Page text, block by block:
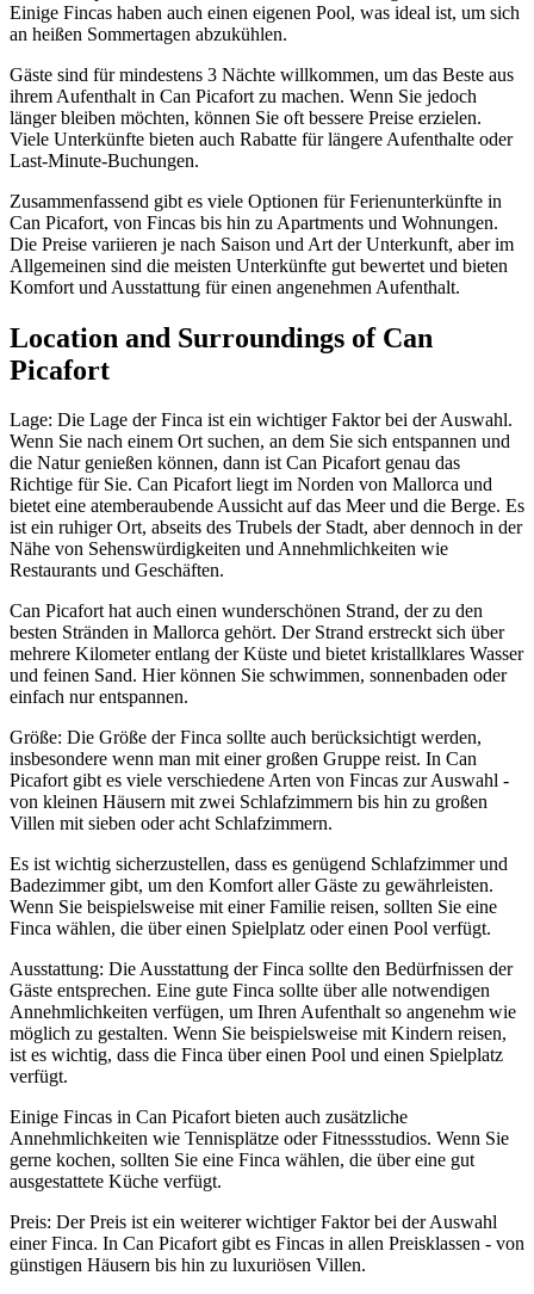
Einige Fincas haben auch einen eigenen Pool, was ideal ist, um sich
an heißen Sommertagen abzukühlen.
Gäste sind für mindestens 3 Nächte willkommen, um das Beste aus
ihrem Aufenthalt in Can Picafort zu machen. Wenn Sie jedoch
länger bleiben möchten, können Sie oft bessere Preise erzielen.
Viele Unterkünfte bieten auch Rabatte für längere Aufenthalte oder
Last-Minute-Buchungen.
Zusammenfassend gibt es viele Optionen für Ferienunterkünfte in
Can Picafort, von Fincas bis hin zu Apartments und Wohnungen.
Die Preise variieren je nach Saison und Art der Unterkunft, aber im
Allgemeinen sind die meisten Unterkünfte gut bewertet und bieten
Komfort und Ausstattung für einen angenehmen Aufenthalt.
Location and Surroundings of Can
Picafort
Lage: Die Lage der Finca ist ein wichtiger Faktor bei der Auswahl.
Wenn Sie nach einem Ort suchen, an dem Sie sich entspannen und
die Natur genießen können, dann ist Can Picafort genau das
Richtige für Sie. Can Picafort liegt im Norden von Mallorca und
bietet eine atemberaubende Aussicht auf das Meer und die Berge. Es
ist ein ruhiger Ort, abseits des Trubels der Stadt, aber dennoch in der
Nähe von Sehenswürdigkeiten und Annehmlichkeiten wie
Restaurants und Geschäften.
Can Picafort hat auch einen wunderschönen Strand, der zu den
besten Stränden in Mallorca gehört. Der Strand erstreckt sich über
mehrere Kilometer entlang der Küste und bietet kristallklares Wasser
und feinen Sand. Hier können Sie schwimmen, sonnenbaden oder
einfach nur entspannen.
Größe: Die Größe der Finca sollte auch berücksichtigt werden,
insbesondere wenn man mit einer großen Gruppe reist. In Can
Picafort gibt es viele verschiedene Arten von Fincas zur Auswahl -
von kleinen Häusern mit zwei Schlafzimmern bis hin zu großen
Villen mit sieben oder acht Schlafzimmern.
Es ist wichtig sicherzustellen, dass es genügend Schlafzimmer und
Badezimmer gibt, um den Komfort aller Gäste zu gewährleisten.
Wenn Sie beispielsweise mit einer Familie reisen, sollten Sie eine
Finca wählen, die über einen Spielplatz oder einen Pool verfügt.
Ausstattung: Die Ausstattung der Finca sollte den Bedürfnissen der
Gäste entsprechen. Eine gute Finca sollte über alle notwendigen
Annehmlichkeiten verfügen, um Ihren Aufenthalt so angenehm wie
möglich zu gestalten. Wenn Sie beispielsweise mit Kindern reisen,
ist es wichtig, dass die Finca über einen Pool und einen Spielplatz
verfügt.
Einige Fincas in Can Picafort bieten auch zusätzliche
Annehmlichkeiten wie Tennisplätze oder Fitnessstudios. Wenn Sie
gerne kochen, sollten Sie eine Finca wählen, die über eine gut
ausgestattete Küche verfügt.
Preis: Der Preis ist ein weiterer wichtiger Faktor bei der Auswahl
einer Finca. In Can Picafort gibt es Fincas in allen Preisklassen - von
günstigen Häusern bis hin zu luxuriösen Villen.